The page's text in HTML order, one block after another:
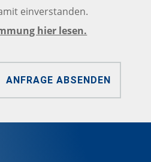
einverstanden.
hier lesen.
ANFRAGE ABSENDEN